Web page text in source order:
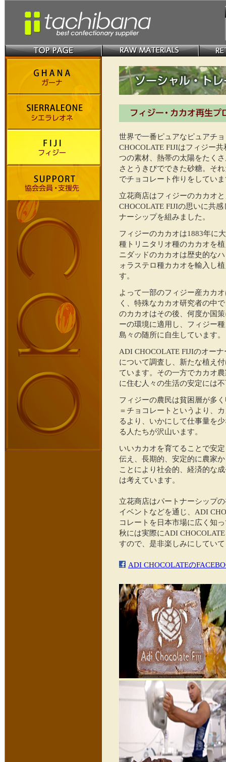
世界で一番ピュアなピュアチ
CHOCOLATE FIJIはフィジー
つの素材、熱帯の太陽をたく
さとうきびでできた砂糖。そ
でチョコレート作りをしてい
立花商店はフィジーのカカオ
CHOCOLATE FIJIの思いに共
ナーシップを組みました。
フィジーのカカオは1883年に
種トリニタリオ種のカカオを
ニダッドのカカオは歴史的な
ォラステロ種カカオを輸入し
す。
よって一部のフィジー産カカ
く、特殊なカカオ研究者の中
のカカオはその後、何度か国
ーの環境に適用し、フィジー
島々の随所に自生しています。
ADI CHOCOLATE FIJIのオー
について調査し、新たな植え
ています。その一方でカカオ
に住む人々の生活の安定には
フィジーの農民は貧困層が多
＝チョコレートというより、
るより、いかにして仕事量を
る人たちが沢山います。
いいカカオを育てることで安
伝え、長期的、安定的に農家
ことにより社会的、経済的な
は考えています。
立花商店はパートナーシップ
イベントなどを通じ、ADI
コレートを日本市場に広く知
秋には実際にADI
すので、是非楽しみにしてい
ADI CHOCOLATEの